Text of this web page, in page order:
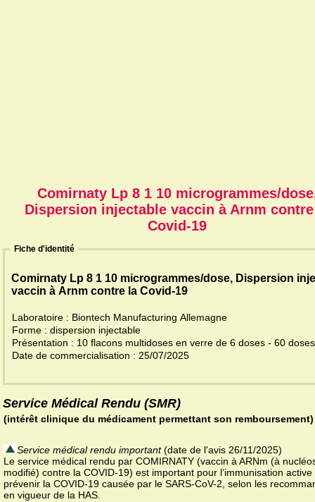
Comirnaty Lp 8 1 10 microgrammes/
Dispersion injectable vaccin à Arnm
Covid-19
Fiche d'identité
Comirnaty Lp 8 1 10 microgrammes/dose, Dispersion
vaccin à Arnm contre la Covid-19
Laboratoire : Biontech Manufacturing Allemagne
Forme : dispersion injectable
Présentation : 10 flacons multidoses en verre de 6 doses - 60
Date de commercialisation : 25/07/2025
Service Médical Rendu (SMR)
(intérêt clinique du médicament permettant son remboursement)
Service médical rendu important(date de l'avis 26/11/2025)
Le service médical rendu par COMIRNATY (vaccin à ARNm (à
modifié) contre la COVID-19) est important pour l’immunisation
prévenir la COVID-19 causée par le SARS-CoV-2, selon les
en vigueur de la HAS.